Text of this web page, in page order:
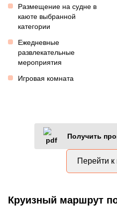
Размещение на судне в
каюте выбранной
категории
Ежедневные
развлекательные
мероприятия
Игровая комната
Получить
Перейти к
Круизный маршрут